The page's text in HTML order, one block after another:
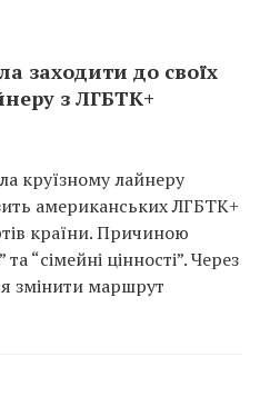
заходити до своїх
з ЛГБТК+
круїзному лайнеру
американських ЛГБТК+
країни. Причиною
“сімейні цінності”. Через
змінити маршрут